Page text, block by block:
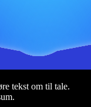
tekst om til tale.